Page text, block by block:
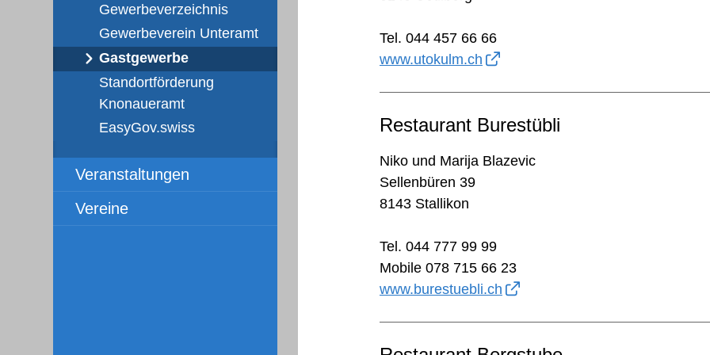
Gewerbeverzeichnis
Gewerbeverein Unteramt
Gastgewerbe
Standortförderung
Knonaueramt
EasyGov.swiss
Veranstaltungen
Vereine
Tel. 044 457 66 66
www.utokulm.ch
Restaurant Burestübli
Niko und Marija Blazevic
Sellenbüren 39
8143 Stallikon
Tel. 044 777 99 99
Mobile 078 715 66 23
www.burestuebli.ch